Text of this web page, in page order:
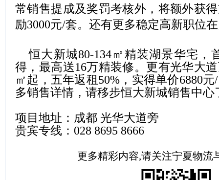
常销售提成及奖罚考核外，将额外获
励3000元/套。还有更多稳定高新职位
恒大新城80-134㎡精装湖景华宅，
得，最高送16万精装修。更有光华大
㎡起，五年返租50%，实得单价6880
多销售详情，请移步恒大新城销售中心
项目地址：成都 光华大道旁
贵宾专线：028 8695 8666
更多精彩内容,请关注宁夏物流